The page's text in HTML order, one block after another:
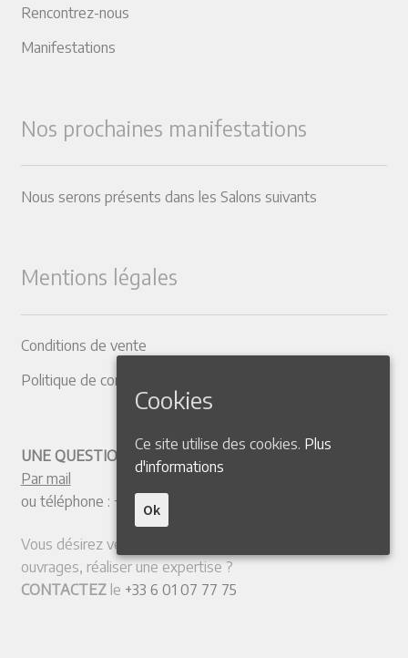
Rencontrez-nous
Manifestations
Nos prochaines manifestations
Nous serons présents dans les Salons suivants
Mentions légales
Conditions de vente
Politique de confidentialité
UNE QUESTION ? CONTACTEZ-NOUS
Par mail
ou téléphone : +33 4 50 38 77 20
Vous désirez vendre votre collection ou quelques
ouvrages, réaliser une expertise ?
CONTACTEZle +33 6 01 07 77 75
Cookies
Ce site utilise des cookies. Plus
d'informations
Ok